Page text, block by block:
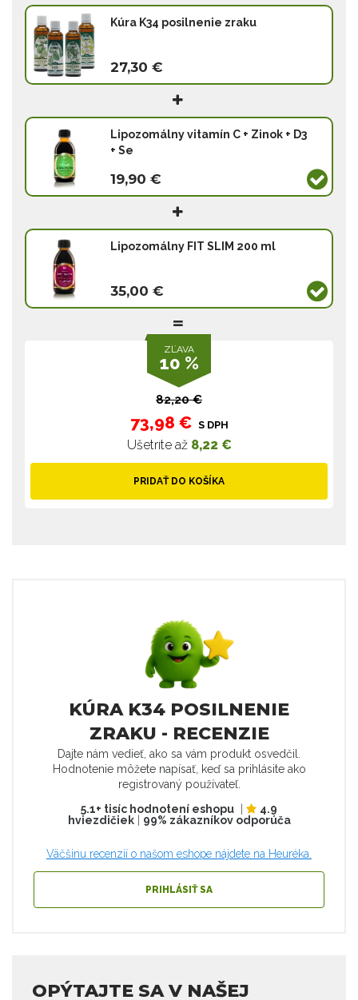
Kúra K34 posilnenie zraku
27,30 €
Lipozomálny vitamín C + Zinok + D3
+ Se
19,90 €
Lipozomálny FIT SLIM 200 ml
35,00 €
ZĽAVA
10 %
82,20 €
73,98 € S DPH
Ušetríte až 8,22 €
PRIDAŤ DO KOŠÍKA
KÚRA K34 POSILNENIE
ZRAKU - RECENZIE
Dajte nám vedieť, ako sa vám produkt osvedčil.
Hodnotenie môžete napísať, keď sa prihlásite ako
registrovaný používateľ.
5.1+ tisíc hodnotení eshopu
4.9
hviezdičiek| 99% zákazníkov odporúča
Väčšinu recenzií o našom eshope nájdete na Heuréka.
PRIHLÁSIŤ SA
OPÝTAJTE SA V NAŠEJ